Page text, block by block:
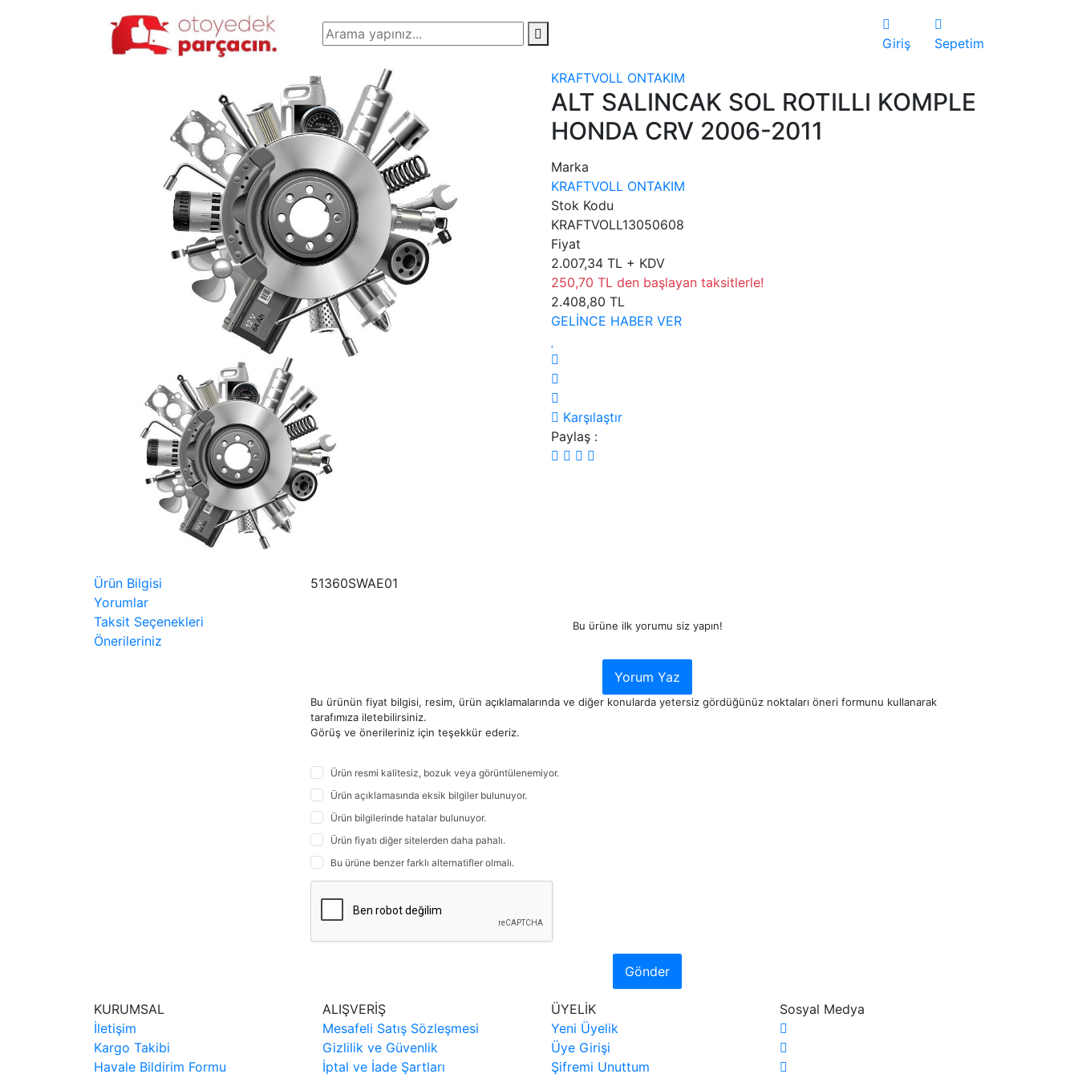
Giriş Sepetim
KRAFTVOLL ONTAKIM
ALT SALINCAK SOL ROTILLI KOMPLE
HONDA CRV 2006-2011
Marka
KRAFTVOLL ONTAKIM
Stok Kodu
KRAFTVOLL13050608
Fiyat
2.007,34 TL + KDV
250,70 TL den başlayan taksitlerle!
2.408,80 TL
GELİNCE HABER VER
Karşılaştır
Paylaş :
Ürün Bilgisi
Yorumlar
Taksit Seçenekleri
Önerileriniz
51360SWAE01
Bu ürüne ilk yorumu siz yapın!
Yorum Yaz
Bu ürünün fiyat bilgisi, resim, ürün açıklamalarında ve diğer konularda yetersiz gördüğünüz noktaları öneri formunu kullanarak
tarafımıza iletebilirsiniz.
Görüş ve önerileriniz için teşekkür ederiz.
Ürün resmi kalitesiz, bozuk veya görüntülenemiyor.
Ürün açıklamasında eksik bilgiler bulunuyor.
Ürün bilgilerinde hatalar bulunuyor.
Ürün fiyatı diğer sitelerden daha pahalı.
Bu ürüne benzer farklı alternatifler olmalı.
Gönder
KURUMSAL
İletişim
Kargo Takibi
Havale Bildirim Formu
ALIŞVERİŞ
Mesafeli Satış Sözleşmesi
Gizlilik ve Güvenlik
İptal ve İade Şartları
ÜYELİK
Yeni Üyelik
Üye Girişi
Şifremi Unuttum
Sosyal Medya